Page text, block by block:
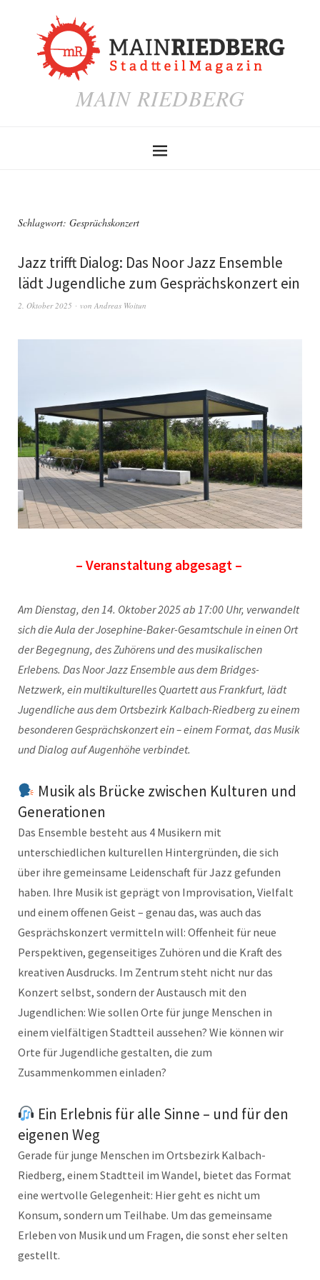
MAIN RIEDBERG
Schlagwort: Gesprächskonzert
Jazz trifft Dialog: Das Noor Jazz Ensemble
lädt Jugendliche zum Gesprächskonzert ein
2. Oktober 2025 von Andreas Woitun
– Veranstaltung abgesagt –
Am Dienstag, den 14. Oktober 2025 ab 17:00 Uhr, verwandelt
sich die Aula der Josephine-Baker-Gesamtschule in einen Ort
der Begegnung, des Zuhörens und des musikalischen
Erlebens. Das Noor Jazz Ensemble aus dem Bridges-
Netzwerk, ein multikulturelles Quartett aus Frankfurt, lädt
Jugendliche aus dem Ortsbezirk Kalbach-Riedberg zu einem
besonderen Gesprächskonzert ein – einem Format, das Musik
und Dialog auf Augenhöhe verbindet.
Musik als Brücke zwischen Kulturen und
Generationen
Das Ensemble besteht aus 4 Musikern mit
unterschiedlichen kulturellen Hintergründen, die sich
über ihre gemeinsame Leidenschaft für Jazz gefunden
haben. Ihre Musik ist geprägt von Improvisation, Vielfalt
und einem offenen Geist – genau das, was auch das
Gesprächskonzert vermitteln will: Offenheit für neue
Perspektiven, gegenseitiges Zuhören und die Kraft des
kreativen Ausdrucks. Im Zentrum steht nicht nur das
Konzert selbst, sondern der Austausch mit den
Jugendlichen: Wie sollen Orte für junge Menschen in
einem vielfältigen Stadtteil aussehen? Wie können wir
Orte für Jugendliche gestalten, die zum
Zusammenkommen einladen?
Ein Erlebnis für alle Sinne – und für den
eigenen Weg
Gerade für junge Menschen im Ortsbezirk Kalbach-
Riedberg, einem Stadtteil im Wandel, bietet das Format
eine wertvolle Gelegenheit: Hier geht es nicht um
Konsum, sondern um Teilhabe. Um das gemeinsame
Erleben von Musik und um Fragen, die sonst eher selten
gestellt.